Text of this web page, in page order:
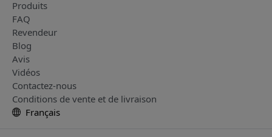
Produits
FAQ
Revendeur
Blog
Avis
Vidéos
Contactez-nous
Conditions de vente et de livraison
Français